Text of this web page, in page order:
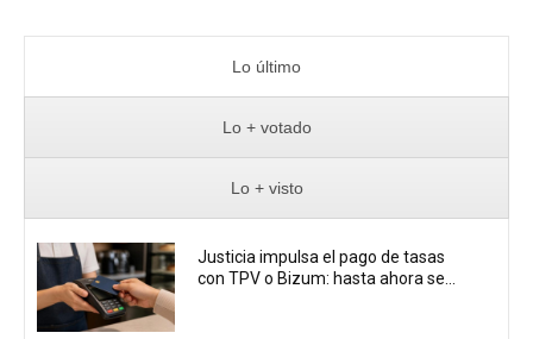
Lo último
Lo + votado
Lo + visto
Justicia impulsa el pago de tasas
con TPV o Bizum: hasta ahora se...